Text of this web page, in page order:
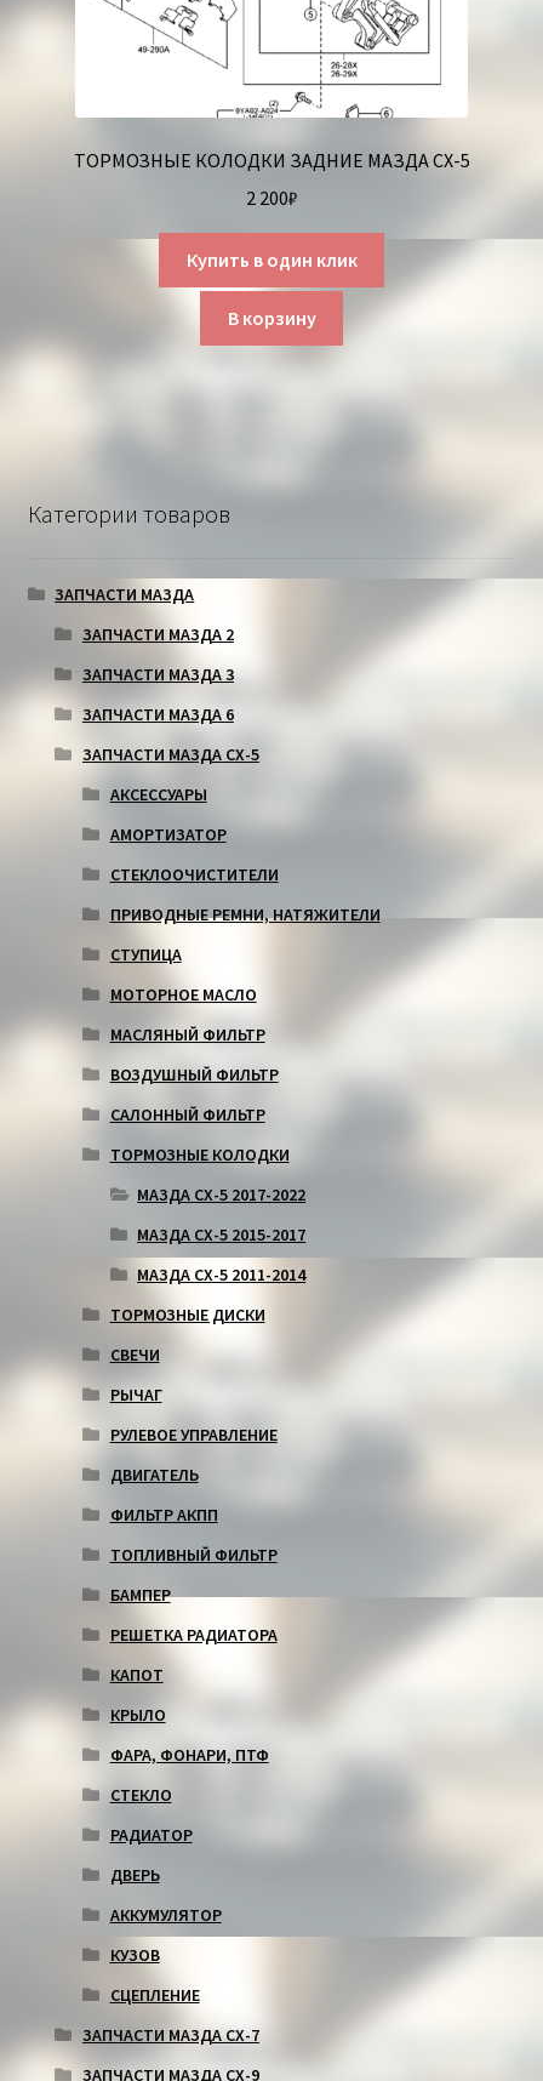
ТОРМОЗНЫЕ КОЛОДКИ ЗАДНИЕ МАЗДА СХ-5
2 200₽
Купить в один клик
В корзину
Категории товаров
ЗАПЧАСТИ МАЗДА
ЗАПЧАСТИ МАЗДА 2
ЗАПЧАСТИ МАЗДА 3
ЗАПЧАСТИ МАЗДА 6
ЗАПЧАСТИ МАЗДА СХ-5
АКСЕССУАРЫ
АМОРТИЗАТОР
СТЕКЛООЧИСТИТЕЛИ
ПРИВОДНЫЕ РЕМНИ, НАТЯЖИТЕЛИ
СТУПИЦА
МОТОРНОЕ МАСЛО
МАСЛЯНЫЙ ФИЛЬТР
ВОЗДУШНЫЙ ФИЛЬТР
САЛОННЫЙ ФИЛЬТР
ТОРМОЗНЫЕ КОЛОДКИ
МАЗДА СХ-5 2017-2022
МАЗДА СХ-5 2015-2017
МАЗДА СХ-5 2011-2014
ТОРМОЗНЫЕ ДИСКИ
СВЕЧИ
РЫЧАГ
РУЛЕВОЕ УПРАВЛЕНИЕ
ДВИГАТЕЛЬ
ФИЛЬТР АКПП
ТОПЛИВНЫЙ ФИЛЬТР
БАМПЕР
РЕШЕТКА РАДИАТОРА
КАПОТ
КРЫЛО
ФАРА, ФОНАРИ, ПТФ
СТЕКЛО
РАДИАТОР
ДВЕРЬ
АККУМУЛЯТОР
КУЗОВ
СЦЕПЛЕНИЕ
ЗАПЧАСТИ МАЗДА СХ-7
ЗАПЧАСТИ МАЗДА СХ-9